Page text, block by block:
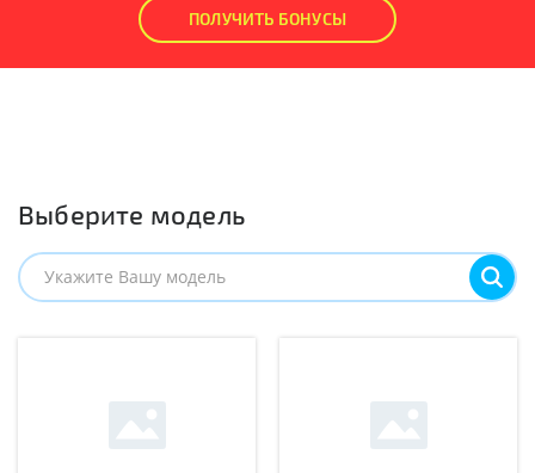
ПОЛУЧИТЬ БОНУСЫ
Выберите модель